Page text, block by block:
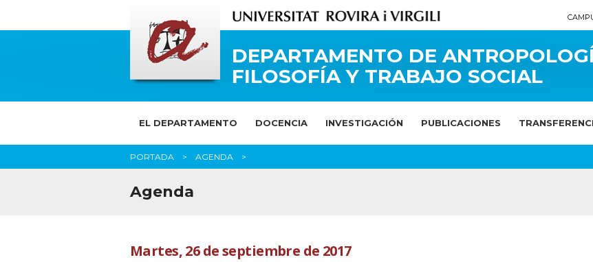
DEPARTAMENTO DE
FILOSOFÍA Y TRABAJO SOCIAL
EL DEPARTAMENTO DOCENCIA INVESTIGACIÓN PUBLICACIONES
PORTADA AGENDA
Agenda
Martes, 26 de septiembre de 2017